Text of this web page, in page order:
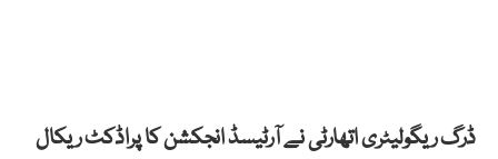
ڈرگ ریگولیٹری اتھارٹی نے آرٹیسڈ انجکشن کا پراڈکٹ ریکال